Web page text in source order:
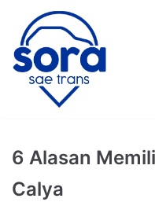
Skip
to
content
6 Alasan
Calya